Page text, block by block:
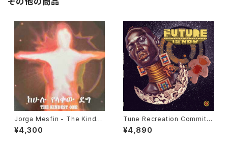
Jorga Mesfin - The Kindes
t One "LP"
¥4,300
Tune Recreation Committe
e - The Future Is Now "LP"
¥4,890